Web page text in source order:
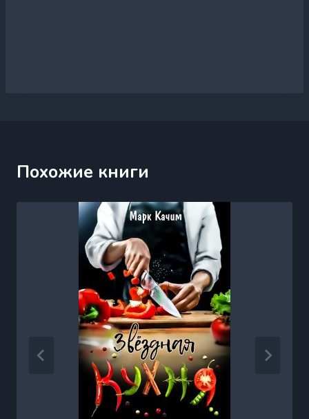
Похожие книги